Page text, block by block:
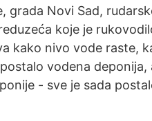
grada Novi Sad,
koje je
kako nivo vode raste,
vodena
- sve je sada